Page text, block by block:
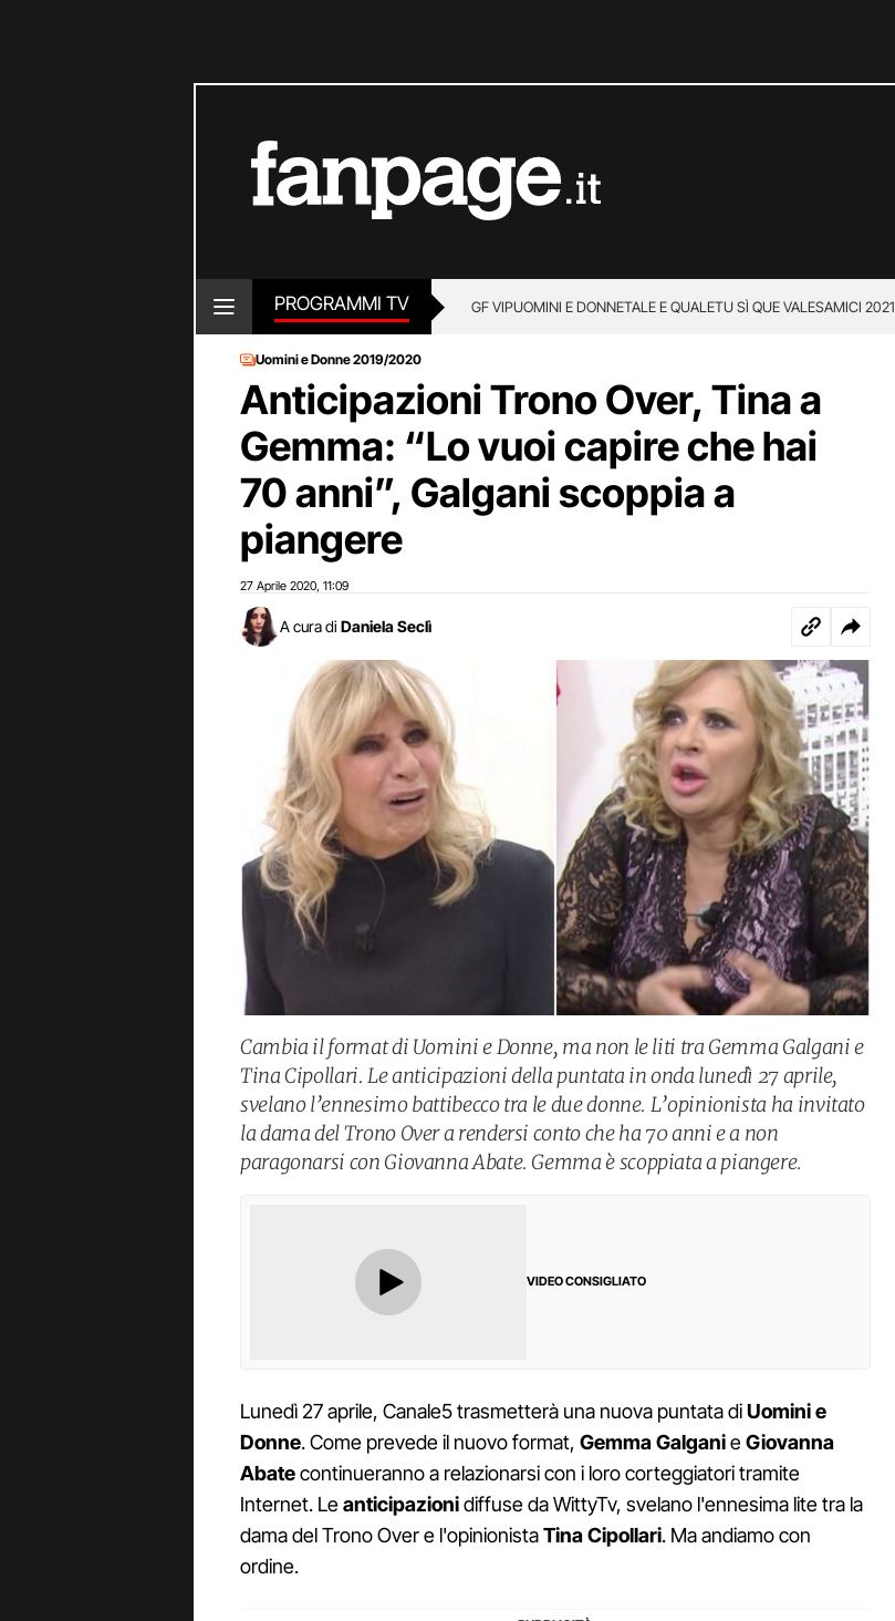
PROGRAMMI TV GF VIPUOMINI E DONNETALE E QUALETU SÌ QUE VALESAMICI 2021
Uomini e Donne 2019/2020
Anticipazioni Trono Over, Tina a
Gemma: “Lo vuoi capire che hai
70 anni”, Galgani scoppia a
piangere
27 Aprile 2020 11:09
A cura di Daniela Seclì
Cambia il format di Uomini e Donne, ma non le liti tra Gemma Galgani e
Tina Cipollari. Le anticipazioni della puntata in onda lunedì 27 aprile,
svelano l’ennesimo battibecco tra le due donne. L’opinionista ha invitato
la dama del Trono Over a rendersi conto che ha 70 anni e a non
paragonarsi con Giovanna Abate. Gemma è scoppiata a piangere.
VIDEO CONSIGLIATO
Lunedì 27 aprile, Canale5 trasmetterà una nuova puntata diUomini e
Donne. Come prevede il nuovo format, Gemma GalganieGiovanna
Abatecontinueranno a relazionarsi con i loro corteggiatori tramite
Internet. Leanticipazionidiffuse da WittyTv, svelano l'ennesima lite tra la
dama del Trono Over e l'opinionistaTina Cipollari. Ma andiamo con
ordine.